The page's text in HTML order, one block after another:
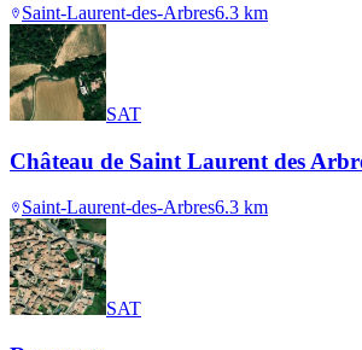
Saint-Laurent-des-Arbres6.3 km
SAT
Château de Saint Laurent des
Saint-Laurent-des-Arbres6.3 km
SAT